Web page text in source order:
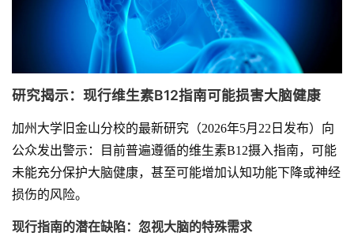
研究揭示：现行维生素B12指南可能损害大脑健康
加州大学旧金山分校的最新研究（2026年5月22日发布）向
公众发出警示：目前普遍遵循的维生素B12摄入指南，可能
未能充分保护大脑健康，甚至可能增加认知功能下降或神经
损伤的风险。
现行指南的潜在缺陷：忽视大脑的特殊需求